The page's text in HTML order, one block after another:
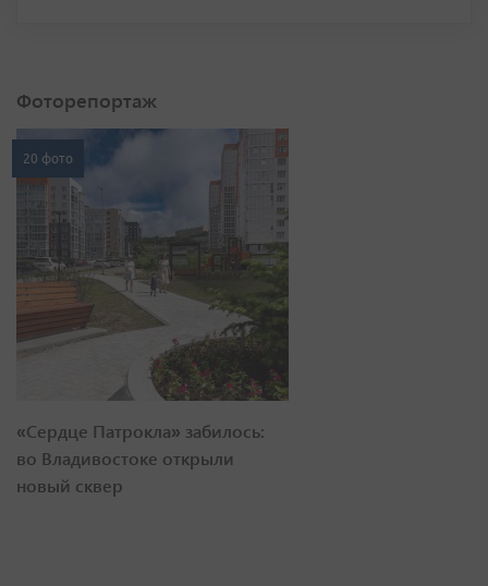
Фоторепортаж
20 фото
«Сердце Патрокла» забилось:
во Владивостоке открыли
новый сквер